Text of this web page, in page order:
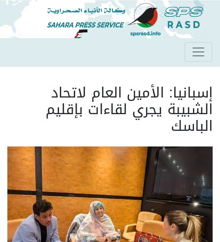
تجاوز
إلى
المحتوى
الرئيسي
إسبانيا: الأمين العام لاتحاد
الشبيبة يجري لقاءات بإقليم
الباسك